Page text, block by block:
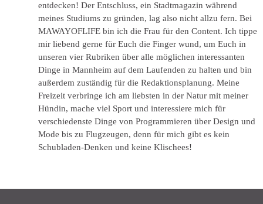
entdecken! Der Entschluss, ein Stadtmagazin während
meines Studiums zu gründen, lag also nicht allzu fern. Bei
MAWAYOFLIFE bin ich die Frau für den Content. Ich tippe
mir liebend gerne für Euch die Finger wund, um Euch in
unseren vier Rubriken über alle möglichen interessanten
Dinge in Mannheim auf dem Laufenden zu halten und bin
außerdem zuständig für die Redaktionsplanung. Meine
Freizeit verbringe ich am liebsten in der Natur mit meiner
Hündin, mache viel Sport und interessiere mich für
verschiedenste Dinge von Programmieren über Design und
Mode bis zu Flugzeugen, denn für mich gibt es kein
Schubladen-Denken und keine Klischees!